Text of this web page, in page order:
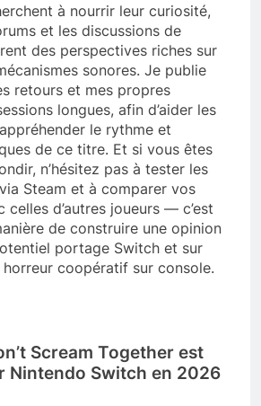
à nourrir leur curiosité,
et les discussions de
des perspectives riches sur
sonores. Je publie
retours et mes propres
longues, afin d’aider les
le rythme et
de ce titre. Et si vous êtes
n’hésitez pas à tester les
Steam et à comparer vos
celles d’autres joueurs — c’est
de construire une opinion
portage Switch et sur
horreur coopératif sur console.
Scream Together est
Nintendo Switch en 2026